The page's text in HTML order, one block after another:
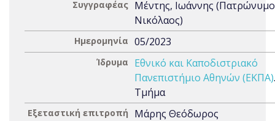
Συγγραφέας Μέντης, Ιωάννης
Νικόλαος)
Ημερομηνία 05/2023
Ίδρυμα
Εθνικό και Καποδιστριακό
Πανεπιστήμιο Αθηνών (ΕΚΠΑ)
Τμήμα
Εξεταστική επιτροπή
Μάρης Θεόδωρος